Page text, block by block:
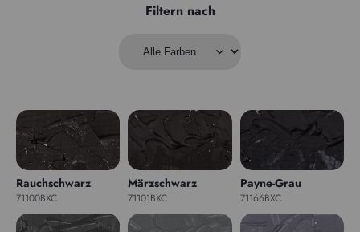
Filtern nach
Rauchschwarz
71100BXC
Märzschwarz
71101BXC
Payne-Grau
71166BXC